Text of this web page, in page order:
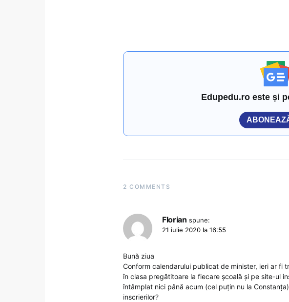
Edupedu.ro este și
2 COMMENTS
Florian spune:
21 iulie 2020 la 16:55
Bună ziua
Conform calendarului publicat de minister, ieri ar fi
în clasa pregătitoare la fiecare școală și pe site-ul
întâmplat nici până acum (cel puțin nu la
inscrierilor?